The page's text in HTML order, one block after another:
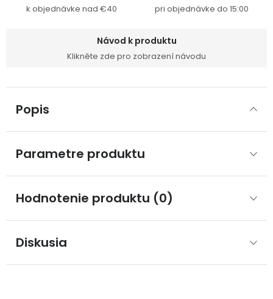
Přihlášení Registrace
k objednávke nad €40 pri objednávke do 15:00
Návod k produktu
Klikněte zde pro zobrazení návodu
Popis
Parametre produktu
Hodnotenie produktu (0)
Diskusia